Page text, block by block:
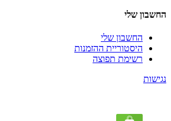
החשבון שלי
החשבון שלי
היסטוריית ההזמנות
רשימת תפוצה
נגישות